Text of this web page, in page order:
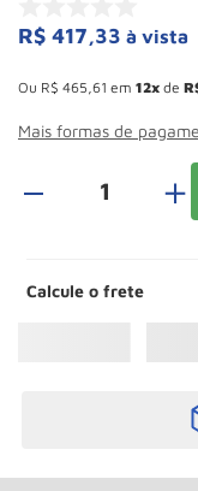
R$ 417,33 à vista
Ou R$ 465 61 em 12 de
Mais formas de
＋
Calcule o frete
7 Macaco